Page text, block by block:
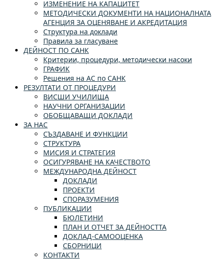
ИЗМЕНЕНИЕ НА КАПАЦИТЕТ
МЕТОДИЧЕСКИ ДОКУМЕНТИ НА НАЦИОНАЛНАТА
АГЕНЦИЯ ЗА ОЦЕНЯВАНЕ И АКРЕДИТАЦИЯ
Структура на доклади
Правила за гласуване
ДЕЙНОСТ ПО САНК
Критерии, процедури, методически насоки
ГРАФИК
Решения на АС по САНК
РЕЗУЛТАТИ ОТ ПРОЦЕДУРИ
ВИСШИ УЧИЛИЩА
НАУЧНИ ОРГАНИЗАЦИИ
ОБОБЩАВАЩИ ДОКЛАДИ
ЗА НАС
СЪЗДАВАНЕ И ФУНКЦИИ
СТРУКТУРА
МИСИЯ И СТРАТЕГИЯ
ОСИГУРЯВАНЕ НА КАЧЕСТВОТО
МЕЖДУНАРОДНА ДЕЙНОСТ
ДОКЛАДИ
ПРОЕКТИ
СПОРАЗУМЕНИЯ
ПУБЛИКАЦИИ
БЮЛЕТИНИ
ПЛАН И ОТЧЕТ ЗА ДЕЙНОСТТА
ДОКЛАД-САМООЦЕНКА
СБОРНИЦИ
КОНТАКТИ